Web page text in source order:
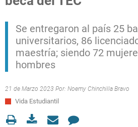
Se entregaron al país 25
universitarios, 86
maestría; siendo 72
hombres
21 de Marzo 2023 Por: Noemy Chinchilla Bravo
Vida Estudiantil